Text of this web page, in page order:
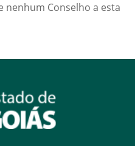
nenhum Conselho a esta